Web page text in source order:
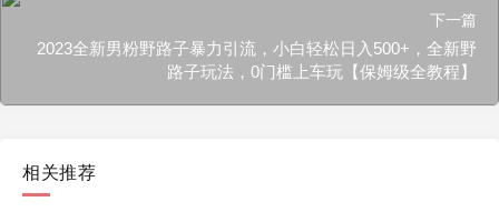
下一篇
2023全新男粉野路子暴力引流，小白轻松日入500+，全新野
路子玩法，0门槛上车玩【保姆级全教程】
相关推荐